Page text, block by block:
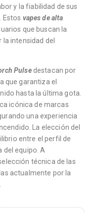
y la fiabilidad de sus
Estos vapes de alta
que buscan la
intensidad del
Pulsedestacan por
que garantiza el
hasta la última gota.
icónica de marcas
una experiencia
La elección del
entre el perfil de
del equipo. A
técnica de las
actualmente por la